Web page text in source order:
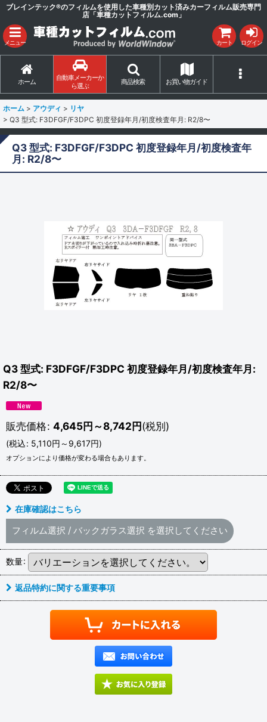
ブレインテック®のフィルムを使用した車種別カット済みカーフィルム販売専門
店「車種カットフィルム.com」
メニュー カート ログイン
ホーム
自動車メーカーか
ら選ぶ
商品検索 お買い物ガイド
ホーム > アウディ > リヤ
> Q3 型式: F3DFGF/F3DPC 初度登録年月/初度検査年月: R2/8〜
Q3 型式: F3DFGF/F3DPC 初度登録年月/初度検査年
月: R2/8〜
Q3 型式: F3DFGF/F3DPC 初度登録年月/初度検査年月:
R2/8〜
販売価格: 4,645円～8,742円(税別)
(税込: 5,110円 ～9,617円)
オプションにより価格が変わる場合もあります。
在庫確認はこちら
フィルム選択 / バックガラス選択 を選択してください
数量:
返品特約に関する重要事項